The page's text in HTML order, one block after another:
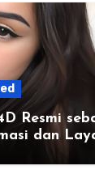
Resmi
dan